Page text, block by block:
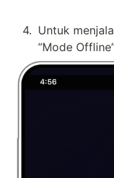
4. Untuk
“Mode